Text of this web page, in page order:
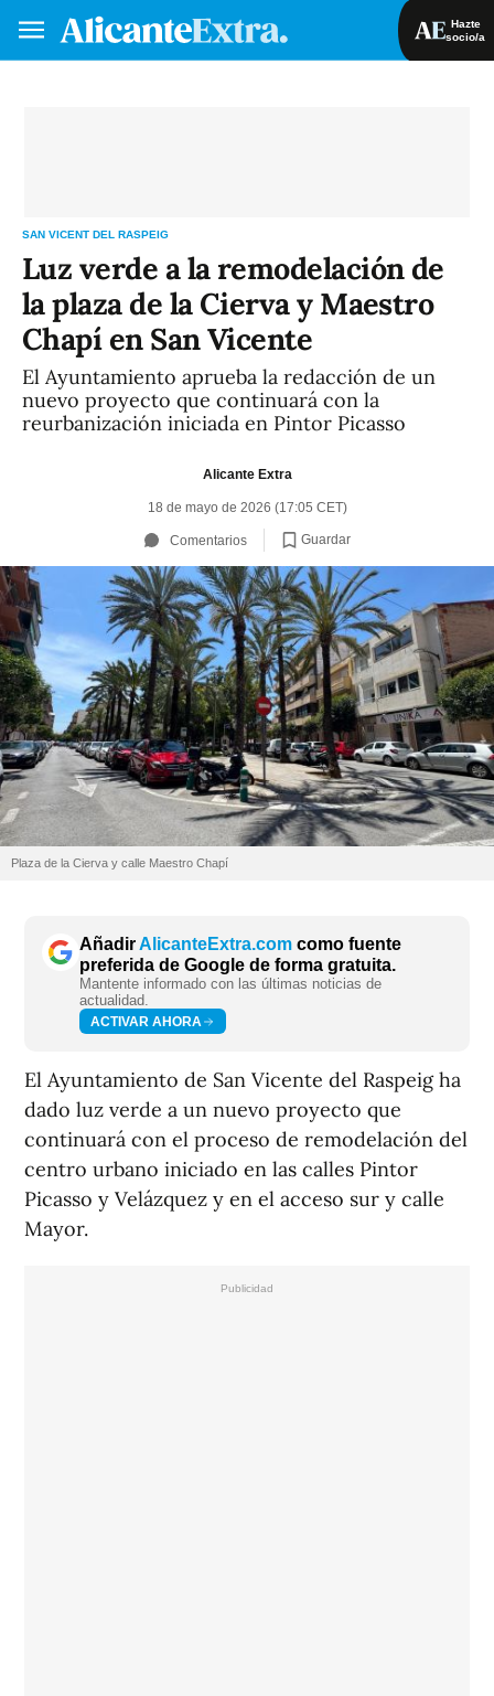
Hazte
socio/a
SAN VICENT DEL RASPEIG
Luz verde a la remodelación de
la plaza de la Cierva y Maestro
Chapí en San Vicente
El Ayuntamiento aprueba la redacción de un
nuevo proyecto que continuará con la
reurbanización iniciada en Pintor Picasso
Alicante Extra
18 de mayo de 2026 (17:05 CET)
Comentarios Guardar
Plaza de la Cierva y calle Maestro Chapí
AñadirAlicanteExtra.com como fuente
preferida de Google de forma gratuita.
Mantente informado con las últimas noticias de
actualidad.
ACTIVAR AHORA
El Ayuntamiento de San Vicente del Raspeig ha
dado luz verde a un nuevo proyecto que
continuará con el proceso de remodelación del
centro urbano iniciado en las calles Pintor
Picasso y Velázquez y en el acceso sur y calle
Mayor.